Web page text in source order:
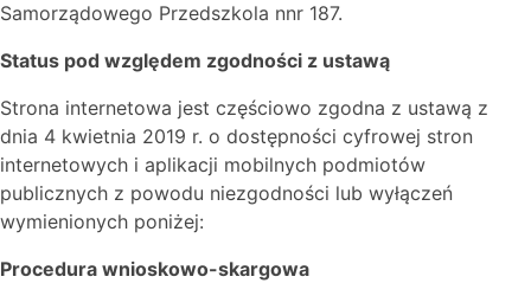
Samorządowego Przedszkola nnr 187.
Status pod względem zgodności z ustawą
Strona internetowa jest częściowo zgodna z ustawą z
dnia 4 kwietnia 2019 r. o dostępności cyfrowej stron
internetowych i aplikacji mobilnych podmiotów
publicznych z powodu niezgodności lub wyłączeń
wymienionych poniżej:
Procedura wnioskowo-skargowa